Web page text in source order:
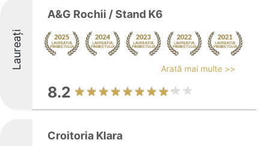
Laureați
A&G Rochii / Stand K6
Arată mai multe >>
8.2
Croitoria Klara